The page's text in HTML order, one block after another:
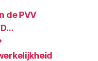
de PVV